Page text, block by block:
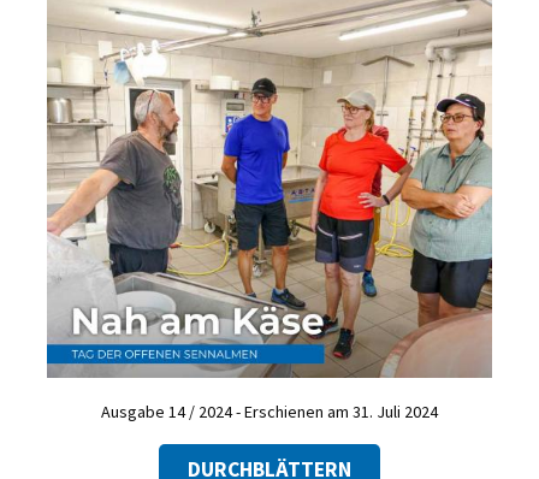
Ausgabe 14 / 2024 - Erschienen am 31. Juli 2024
DURCHBLÄTTERN